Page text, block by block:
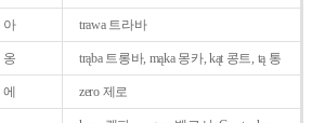
아 trawa 트라바
옹 trąba 트롱바, mąka 몽카, kąt 콩트, tą 통
에 zero 제로